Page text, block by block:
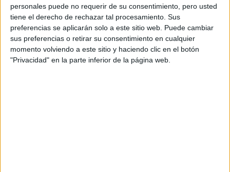
personales puede no requerir de su consentimiento, pero usted
tiene el derecho de rechazar tal procesamiento. Sus
preferencias se aplicarán solo a este sitio web. Puede cambiar
sus preferencias o retirar su consentimiento en cualquier
momento volviendo a este sitio y haciendo clic en el botón
"Privacidad" en la parte inferior de la página web.
Circuitos
F1
Fórmula E
F2 / F3 / F4
Resistencia